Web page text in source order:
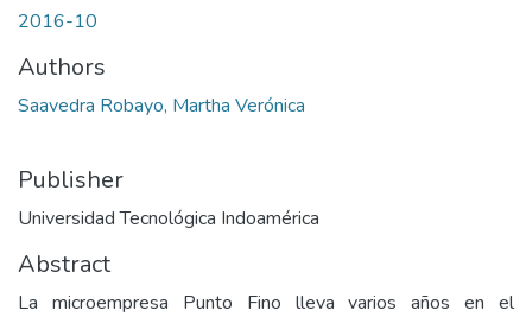
2016-10
Authors
Saavedra Robayo, Martha Verónica
Publisher
Universidad Tecnológica Indoamérica
Abstract
La microempresa Punto Fino lleva varios años en el